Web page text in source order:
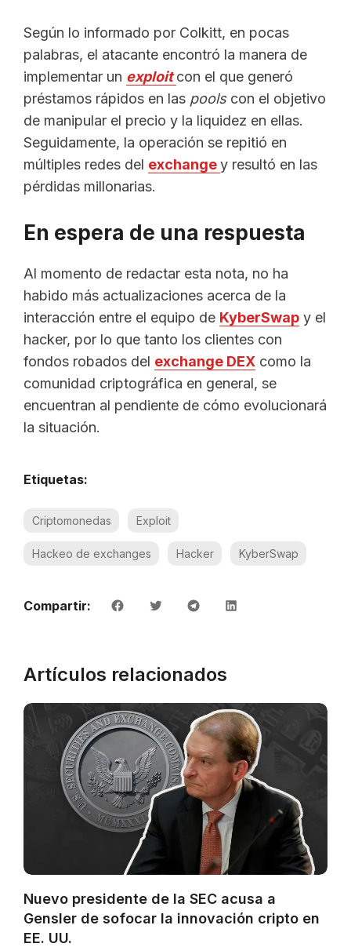
Según lo informado por Colkitt, en pocas
palabras, el atacante encontró la manera de
implementar un exploit con el que generó
préstamos rápidos en las pools con el objetivo
de manipular el precio y la liquidez en ellas.
Seguidamente, la operación se repitió en
múltiples redes del exchangey resultó en las
pérdidas millonarias.
En espera de una respuesta
Al momento de redactar esta nota, no ha
habido más actualizaciones acerca de la
interacción entre el equipo de KyberSwap y el
hacker, por lo que tanto los clientes con
fondos robados del exchange DEX como la
comunidad criptográfica en general, se
encuentran al pendiente de cómo evolucionará
la situación.
Etiquetas:
Criptomonedas Exploit
Hackeo de exchanges Hacker KyberSwap
Compartir:
Artículos relacionados
Nuevo presidente de la SEC acusa a
Gensler de sofocar la innovación cripto en
EE. UU.